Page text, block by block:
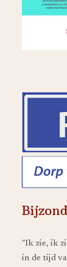
"Ik zie, ik
in de tijd